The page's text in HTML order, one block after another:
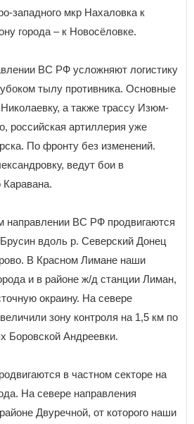
западного мкр Нахаловка к
города – к Новосёловке.
ВС РФ усложняют логистику
тылу противника. Основные
а также трассу Изюм-
российская артиллерия уже
По фронту без изменений.
ведут бои в
Каравана.
направлении ВС РФ продвигаются
вдоль р. Северский Донец
В Красном Лимане наши
и в районе ж/д станции Лиман,
окраину. На севере
зону контроля на 1,5 км по
Боровской Андреевки.
в частном секторе на
На севере направления
Двуречной, от которого наши